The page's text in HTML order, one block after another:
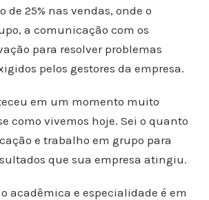
de 25% nas vendas, onde o
a comunicação com os
para resolver problemas
pelos gestores da empresa.
em um momento muito
como vivemos hoje. Sei o quanto
e trabalho em grupo para
que sua empresa atingiu.
acadêmica e especialidade é em